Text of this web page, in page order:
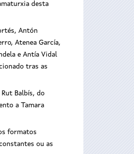
desta
Antón
Atenea García,
e Antía Vidal
tras as
Balbís, do
a Tamara
formatos
ou as